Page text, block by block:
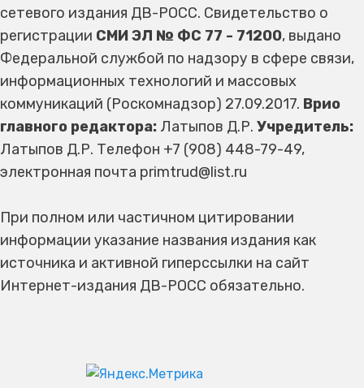
сетевого издания ДВ-РОСС. Свидетельство о
регистрации СМИ ЭЛ № ФС 77 - 71200, выдано
Федеральной службой по надзору в сфере связи,
информационных технологий и массовых
коммуникаций (Роскомнадзор) 27.09.2017. Врио
главного редактора: Латыпов Д.Р. Учредитель:
Латыпов Д.Р. Телефон +7 (908) 448-79-49,
электронная почта primtrud@list.ru
При полном или частичном цитировании
информации указание названия издания как
источника и активной гиперссылки на сайт
Интернет-издания ДВ-РОСС обязательно.